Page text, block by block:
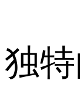
独